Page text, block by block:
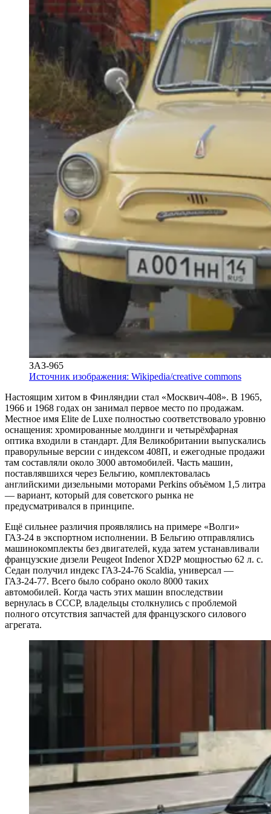
ЗАЗ-965
Источник изображения: Wikipedia/creative commons
Настоящим хитом в Финляндии стал «Москвич-408». В 1965,
1966 и 1968 годах он занимал первое место по продажам.
Местное имя Elite de Luxe полностью соответствовало уровню
оснащения: хромированные молдинги и четырёхфарная
оптика входили в стандарт. Для Великобритании выпускались
праворульные версии с индексом 408П, и ежегодные продажи
там составляли около 3000 автомобилей. Часть машин,
поставлявшихся через Бельгию, комплектовалась
английскими дизельными моторами Perkins объёмом 1,5 литра
— вариант, который для советского рынка не
предусматривался в принципе.
Ещё сильнее различия проявлялись на примере «Волги»
ГАЗ-24 в экспортном исполнении. В Бельгию отправлялись
машинокомплекты без двигателей, куда затем устанавливали
французские дизели Peugeot Indenor XD2P мощностью 62 л. с.
Седан получил индекс ГАЗ-24-76 Scaldia, универсал —
ГАЗ-24-77. Всего было собрано около 8000 таких
автомобилей. Когда часть этих машин впоследствии
вернулась в СССР, владельцы столкнулись с проблемой
полного отсутствия запчастей для французского силового
агрегата.